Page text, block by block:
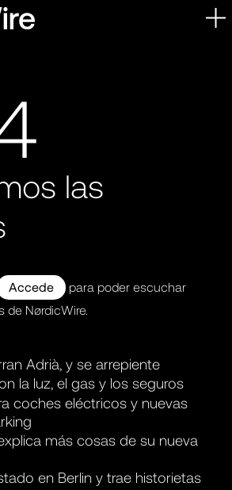
las
Accede
para poder escuchar
de NørdicWire.
Adrià, y se arrepiente
la luz, el gas y los seguros
coches eléctricos y nuevas
más cosas de su nueva
en Berlin y trae historietas